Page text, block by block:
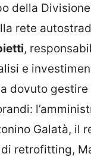
della
rete
,
e
dovuto
Galatà, il
retrofitting,